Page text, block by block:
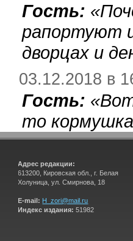
Гость: «
рапортуют
дворцах и
03.12.2018 в
Гость: «
то
Адрес редакции:
613200, Кировская обл., г. Белая
Холуница, ул. Смирнова, 18
E-mail: H_zori@mail.ru
Индекс издания: 51982